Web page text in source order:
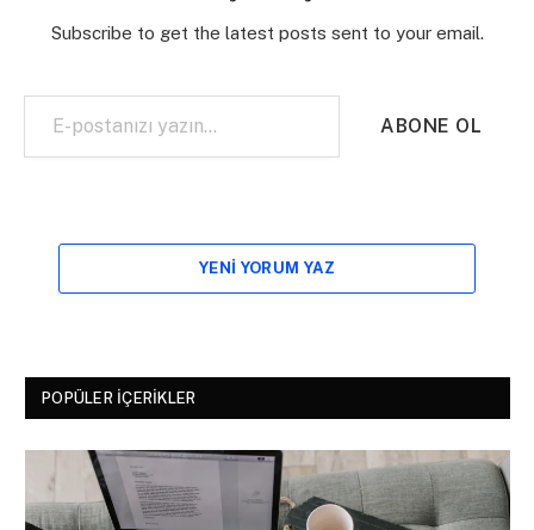
Subscribe to get the latest posts sent to your email.
E-postanızı yazın…
ABONE OL
YENI YORUM YAZ
POPÜLER İÇERIKLER